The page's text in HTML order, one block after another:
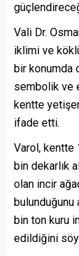
Vali Dr.
iklimi ve
bir konumda
sembolik ve
kentte
ifade etti.
Varol, kentte
bin dekarlık
olan incir
bulunduğunu
bin ton kuru
edildiğini